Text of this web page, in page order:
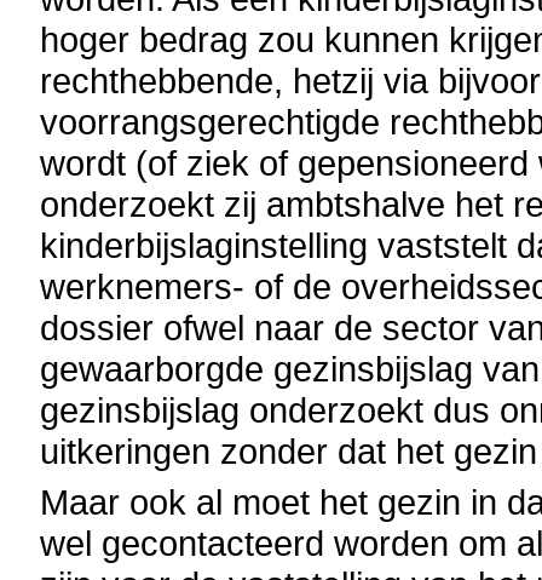
hoger bedrag zou kunnen
rechthebbende, hetzij via
voorrangsgerechtigde
wordt (of ziek of
onderzoekt zij ambtshalve het
kinderbijslaginstelling vaststelt
werknemers- of de
dossier ofwel naar de sector
gewaarborgde gezinsbijslag
gezinsbijslag onderzoekt dus
uitkeringen zonder dat het
Maar ook al moet het gezin in
wel gecontacteerd worden om